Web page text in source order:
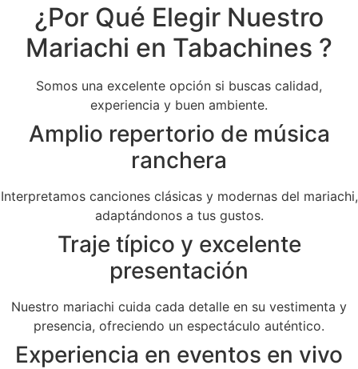
¿Por Qué Elegir Nuestro
Mariachi en Tabachines ?
Somos una excelente opción si buscas calidad,
experiencia y buen ambiente.
Amplio repertorio de música
ranchera
Interpretamos canciones clásicas y modernas del mariachi,
adaptándonos a tus gustos.
Traje típico y excelente
presentación
Nuestro mariachi cuida cada detalle en su vestimenta y
presencia, ofreciendo un espectáculo auténtico.
Experiencia en eventos en vivo